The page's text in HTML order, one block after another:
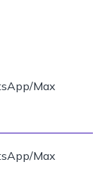
Max
Max